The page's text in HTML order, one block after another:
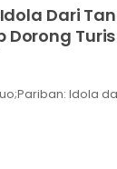
Dari
Dorong
Idola